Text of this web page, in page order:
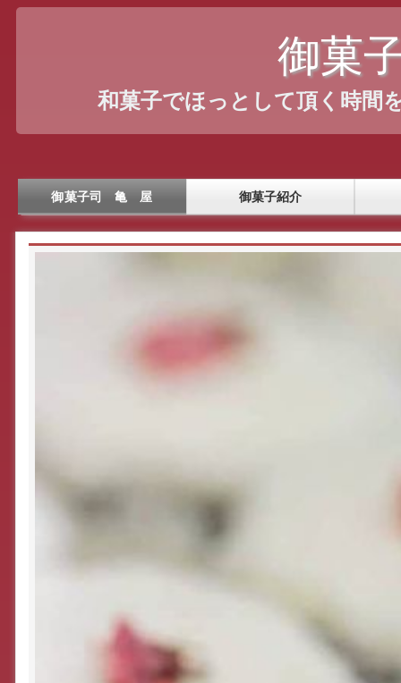
御菓
和菓子でほっとして頂く時間
御菓子司 亀 屋 御菓子紹介